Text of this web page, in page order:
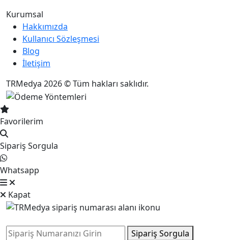
Kurumsal
Hakkımızda
Kullanıcı Sözleşmesi
Blog
İletişim
TRMedya 2026 © Tüm hakları saklıdır.
Favorilerim
Sipariş Sorgula
Whatsapp
Kapat
Sipariş Sorgula